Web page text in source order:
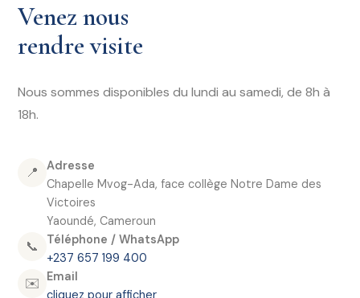
Venez nous
rendre visite
Nous sommes disponibles du lundi au samedi, de 8h à
18h.
📍
Adresse
Chapelle Mvog-Ada, face collège Notre Dame des
Victoires
Yaoundé, Cameroun
📞
Téléphone / WhatsApp
+237 657 199 400
✉️
Email
cliquez pour afficher